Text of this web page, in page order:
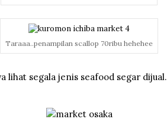
Taraaa..penampilan scallop 70ribu hehehee
segala jenis seafood segar